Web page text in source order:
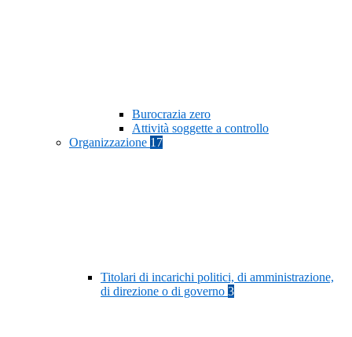
Burocrazia zero
Attività soggette a controllo
Organizzazione 17
Titolari di incarichi politici, di amministrazione,
di direzione o di governo 3